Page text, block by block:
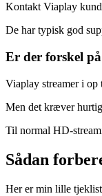
Kontakt Viaplay
De har typisk god
Er der forskel
Viaplay streamer i
Men det kræver
Til normal HD-
Sådan
Her er min lille